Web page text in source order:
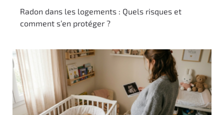
Radon dans les logements : Quels risques et
comment s’en protéger ?